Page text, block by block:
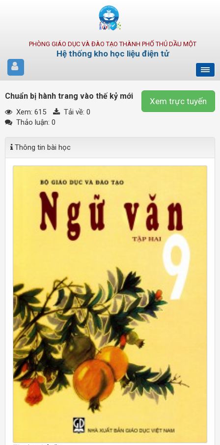
PHÒNG GIÁO DỤC VÀ ĐÀO TẠO THÀNH PHỐ THỦ DẦU MỘT
Hệ thống kho học liệu điện tử
Xem trực tuyến
Chuẩn bị hành trang vào thế kỷ mới
Xem: 615 Tải về: 0
Thảo luận: 0
Thông tin bài học